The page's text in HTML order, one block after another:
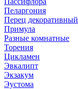
Пеларгония
Перец декоративный
Примула
Разные комнатные
Торения
Цикламен
Эвкалипт
Экзакум
Эустома